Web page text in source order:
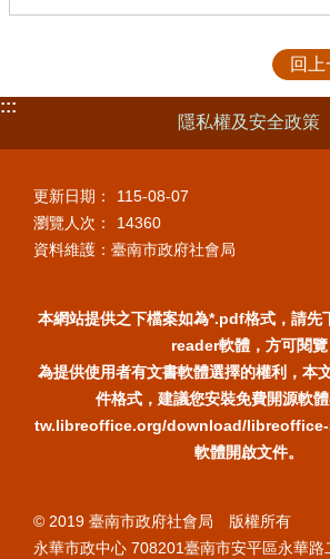
回
:::
隱私權及安全政策
更新日期：
115-08-07
瀏覽人次：
14360
資料維護：臺南市政府社會局
本網站提供之下檔案如為*.pdf格式，請
reader軟體，方可閱覽
為提供使用者有文書軟體選擇的權利，本
件格式，建議您安裝免費開源軟
tw.libreoffice.org/download/libreoffice-
軟體開啟文件。
© 2019 臺南市政府社會局 版權所有
永華市政中心 708201臺南市安平區永華